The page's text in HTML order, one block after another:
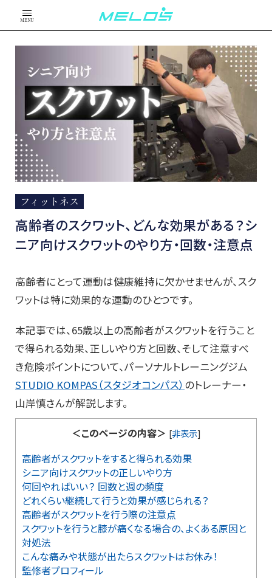
MENU
フィットネス
高齢者のスクワット、どんな効果がある？シ
ニア向けスクワットのやり方・回数・注意点
高齢者にとって運動は健康維持に欠かせませんが、スク
ワットは特に効果的な運動のひとつです。
本記事では、65歳以上の高齢者がスクワットを行うこと
で得られる効果、正しいやり方と回数、そして注意すべ
き危険ポイントについて、パーソナルトレーニングジム
STUDIO KOMPAS（スタジオコンパス） のトレーナー・
山岸慎さんが解説します。
＜このページの内容＞ [非表示]
高齢者がスクワットをすると得られる効果
シニア向けスクワットの正しいやり方
何回やればいい？ 回数と週の頻度
どれくらい継続して行うと効果が感じられる？
高齢者がスクワットを行う際の注意点
スクワットを行うと膝が痛くなる場合の、よくある原因と
対処法
こんな痛みや状態が出たらスクワットはお休み！
監修者プロフィール